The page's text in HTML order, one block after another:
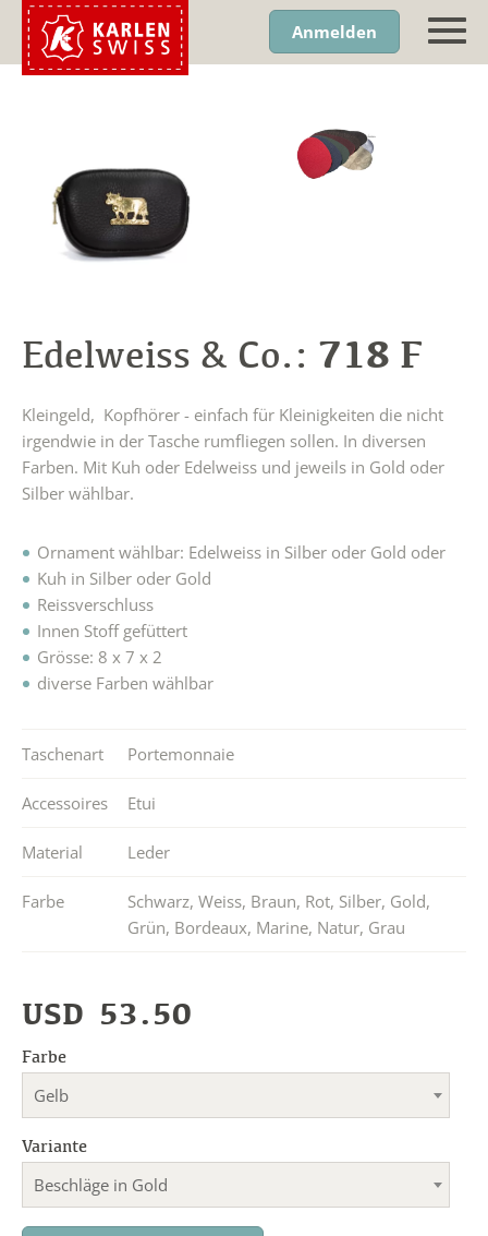
Anmelden
Edelweiss & Co.: 718 F
Kleingeld, Kopfhörer - einfach für Kleinigkeiten die nicht
irgendwie in der Tasche rumfliegen sollen. In diversen
Farben. Mit Kuh oder Edelweiss und jeweils in Gold oder
Silber wählbar.
Ornament wählbar: Edelweiss in Silber oder Gold oder
Kuh in Silber oder Gold
Reissverschluss
Innen Stoff gefüttert
Grösse: 8 x 7 x 2
diverse Farben wählbar
Taschenart Portemonnaie
Accessoires Etui
Material Leder
Farbe Schwarz, Weiss, Braun, Rot, Silber, Gold,
Grün, Bordeaux, Marine, Natur, Grau
USD 53.50
Farbe
Gelb
Variante
Beschläge in Gold